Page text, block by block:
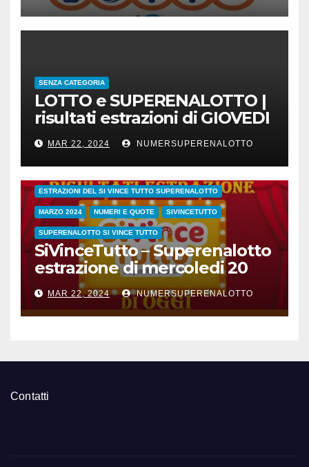
SENZA CATEGORIA
LOTTO e SUPERENALOTTO |
risultati estrazioni di GIOVEDI
21 marzo 2024
MAR 22, 2024 NUMERSUPERENALOTTO
CONC.212 MERCOLEDI 20 MARZO 2024
ESTRAZIONI DEL SI VINCE TUTTO SUPERENALOTTO
MARZO 2024 NUMERI E QUOTE SIVINCETUTTO
SUPERENALOTTO SI VINCE TUTTO
SiVinceTutto – Superenalotto
estrazione di mercoledi 20
marzo 2024 numeri vincenti
e quote
MAR 22, 2024 NUMERSUPERENALOTTO
Contatti